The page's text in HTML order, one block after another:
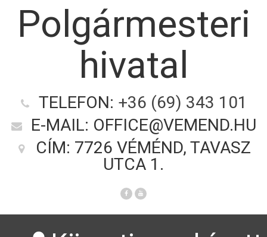
Polgármesteri
hivatal
TELEFON: +36 (69) 343 101
E-MAIL: OFFICE@VEMEND.HU
CÍM: 7726 VÉMÉND, TAVASZ
UTCA 1.